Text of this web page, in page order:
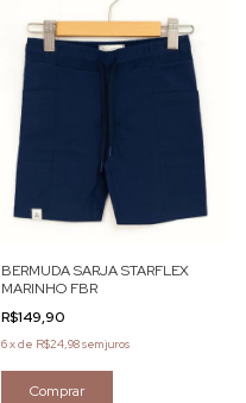
BERMUDA SARJA STARFLEX
MARINHO FBR
R$149,90
6xde R$24,98sem juros
Comprar